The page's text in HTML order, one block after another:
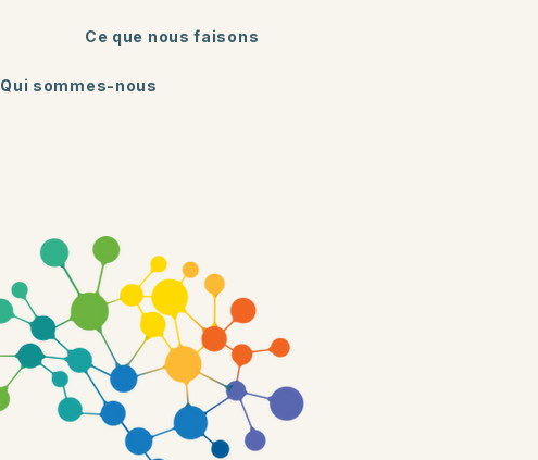
Ce que nous faisons
Qui sommes-nous